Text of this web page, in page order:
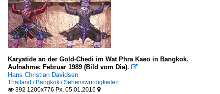
Karyatide an der Gold-Chedi im Wat Phra Kaeo in Bangkok.
Aufnahme: Februar 1989 (Bild vom Dia). 
Hans Christian Davidsen
Thailand / Bangkok / Sehenswürdigkeiten
 392 1200x776 Px, 05.01.2016 